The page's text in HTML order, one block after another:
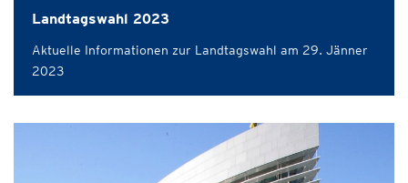
Landtagswahl 2023
Aktuelle Informationen zur Landtagswahl am 29. Jänner
2023